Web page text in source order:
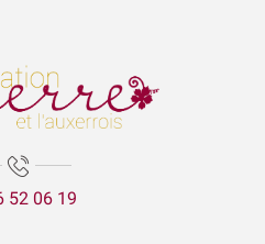
52 06 19